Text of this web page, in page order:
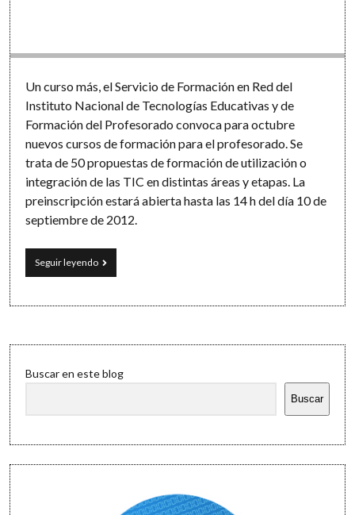
Un curso más, el Servicio de Formación en Red del
Instituto Nacional de Tecnologías Educativas y de
Formación del Profesorado convoca para octubre
nuevos cursos de formación para el profesorado. Se
trata de 50 propuestas de formación de utilización o
integración de las TIC en distintas áreas y etapas. La
preinscripción estará abierta hasta las 14 h del día 10 de
septiembre de 2012.
Seguir leyendo50
cursos
formación
Instituto
Tecnologías
Sidebar
Buscar en este blog
Buscar